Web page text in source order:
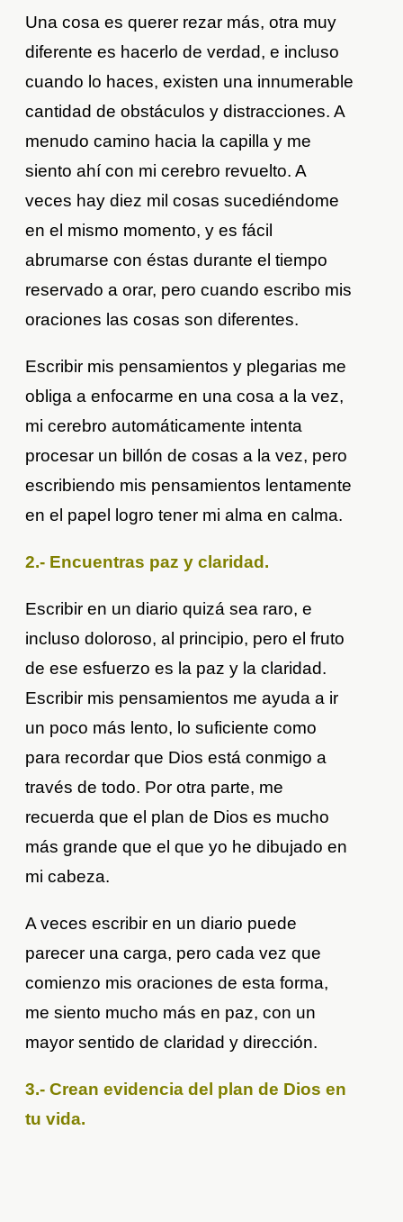
Una cosa es querer rezar más, otra muy
diferente es hacerlo de verdad, e incluso
cuando lo haces, existen una innumerable
cantidad de obstáculos y distracciones. A
menudo camino hacia la capilla y me
siento ahí con mi cerebro revuelto. A
veces hay diez mil cosas sucediéndome
en el mismo momento, y es fácil
abrumarse con éstas durante el tiempo
reservado a orar, pero cuando escribo mis
oraciones las cosas son diferentes.
Escribir mis pensamientos y plegarias me
obliga a enfocarme en una cosa a la vez,
mi cerebro automáticamente intenta
procesar un billón de cosas a la vez, pero
escribiendo mis pensamientos lentamente
en el papel logro tener mi alma en calma.
2.- Encuentras paz y claridad.
Escribir en un diario quizá sea raro, e
incluso doloroso, al principio, pero el fruto
de ese esfuerzo es la paz y la claridad.
Escribir mis pensamientos me ayuda a ir
un poco más lento, lo suficiente como
para recordar que Dios está conmigo a
través de todo. Por otra parte, me
recuerda que el plan de Dios es mucho
más grande que el que yo he dibujado en
mi cabeza.
A veces escribir en un diario puede
parecer una carga, pero cada vez que
comienzo mis oraciones de esta forma,
me siento mucho más en paz, con un
mayor sentido de claridad y dirección.
3.- Crean evidencia del plan de Dios en
tu vida.